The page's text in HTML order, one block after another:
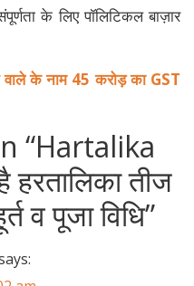
के लिए पॉलिटिकल बाज़ार
के नाम 45 करोड़ का GST
“Hartalika
तीज
व पूजा विधि”